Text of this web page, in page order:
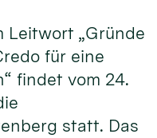
Leitwort „Gründe
für eine
findet vom 24.
statt. Das